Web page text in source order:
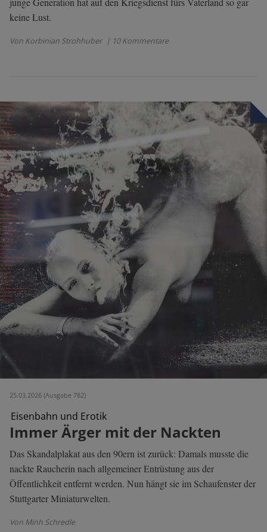
keine Lust.
Von Korbinian Strohhuber | 10 Kommentare
25.03.2026 (Ausgabe 782)
Eisenbahn und Erotik
Immer Ärger mit der Nackten
Das Skandalplakat aus den 90ern ist zurück: Damals musste die
nackte Raucherin nach allgemeiner Entrüstung aus der
Öffentlichkeit entfernt werden. Nun hängt sie im Schaufenster der
Stuttgarter Miniaturwelten.
Von Minh Schredle